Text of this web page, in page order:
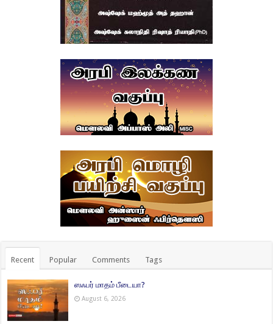
Recent Popular Comments Tags
ஸஃபர் மாதம் பீடையா?
August 6, 2026